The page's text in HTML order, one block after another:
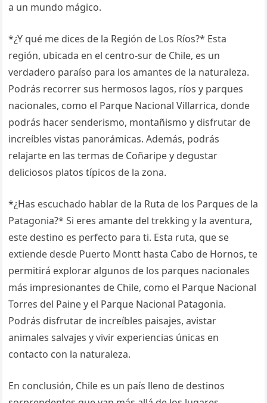
a un mundo mágico.
*¿Y qué me dices de la Región de Los Ríos?* Esta
región, ubicada en el centro-sur de Chile, es un
verdadero paraíso para los amantes de la naturaleza.
Podrás recorrer sus hermosos lagos, ríos y parques
nacionales, como el Parque Nacional Villarrica, donde
podrás hacer senderismo, montañismo y disfrutar de
increíbles vistas panorámicas. Además, podrás
relajarte en las termas de Coñaripe y degustar
deliciosos platos típicos de la zona.
*¿Has escuchado hablar de la Ruta de los Parques de la
Patagonia?* Si eres amante del trekking y la aventura,
este destino es perfecto para ti. Esta ruta, que se
extiende desde Puerto Montt hasta Cabo de Hornos, te
permitirá explorar algunos de los parques nacionales
más impresionantes de Chile, como el Parque Nacional
Torres del Paine y el Parque Nacional Patagonia.
Podrás disfrutar de increíbles paisajes, avistar
animales salvajes y vivir experiencias únicas en
contacto con la naturaleza.
En conclusión, Chile es un país lleno de destinos